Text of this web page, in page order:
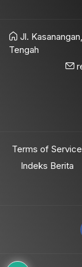
Jl.
Tengah
Terms of Service
Indeks Berita